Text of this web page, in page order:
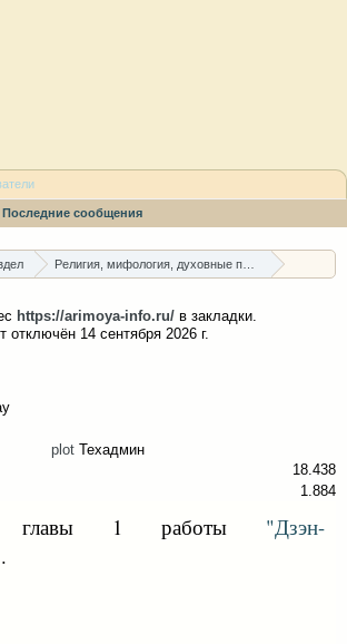
Религия, мифология, духовные пути
https://arimoya-info.ru/ в закладки.
отключён 14 сентября 2026 г.
plot Техадмин
18.438
1.884
главы 1 работы "Дзэн-
.
Последние сообщения